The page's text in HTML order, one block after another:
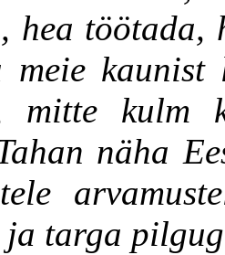
hea töötada,
meie kaunist
mitte kulm
näha
targa